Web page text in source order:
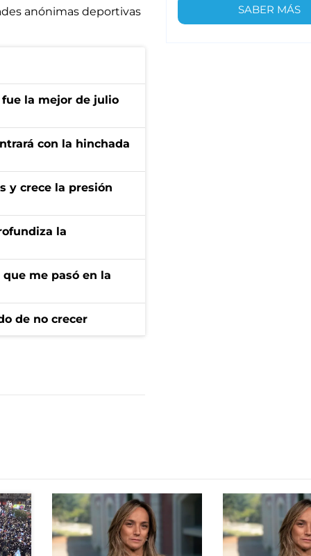
anónimas deportivas
fue la mejor de julio
con la hinchada
y crece la presión
la
me pasó en la
de no crecer
SABER MÁS